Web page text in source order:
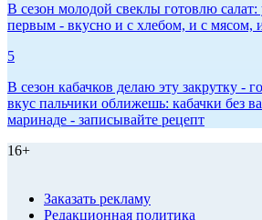
В сезон молодой свеклы готовлю салат:
первым - вкусно и с хлебом, и с мясом,
5
В сезон кабачков делаю эту закрутку -
вкус пальчики оближешь: кабачки без
маринаде - записывайте рецепт
16+
Заказать рекламу
Редакционная политика